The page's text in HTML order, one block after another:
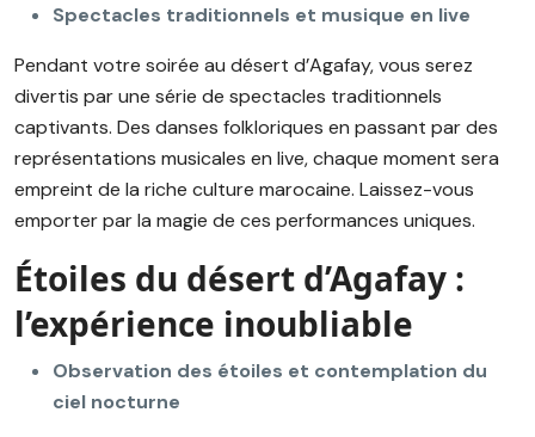
Spectacles traditionnels et musique en live
Pendant votre soirée au désert d’Agafay, vous serez
divertis par une série de spectacles traditionnels
captivants. Des danses folkloriques en passant par des
représentations musicales en live, chaque moment sera
empreint de la riche culture marocaine. Laissez-vous
emporter par la magie de ces performances uniques.
Étoiles du désert d’Agafay :
l’expérience inoubliable
Observation des étoiles et contemplation du
ciel nocturne